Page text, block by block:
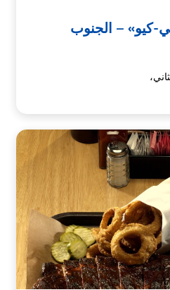
كيو» – الجنوب